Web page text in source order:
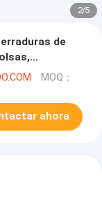
2/5
de
en seco
MOQ：
ahora